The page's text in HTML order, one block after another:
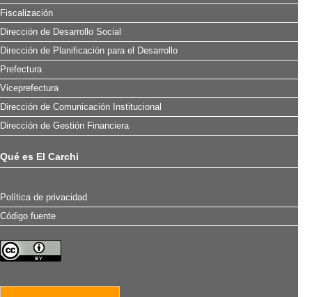
Fiscalización
Dirección de Desarrollo Social
Dirección de Planificación para el Desarrollo
Prefectura
Viceprefectura
Dirección de Comunicación Institucional
Dirección de Gestión Financiera
Qué es El Carchi
Política de privacidad
Código fuente